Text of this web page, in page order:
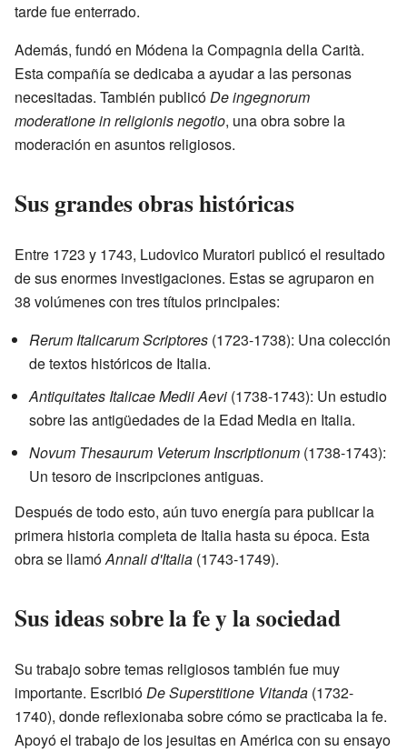
tarde fue enterrado.
Además, fundó en Módena la Compagnia della Carità.
Esta compañía se dedicaba a ayudar a las personas
necesitadas. También publicóDe ingegnorum
moderatione in religionis negotio, una obra sobre la
moderación en asuntos religiosos.
Sus grandes obras históricas
Entre 1723 y 1743, Ludovico Muratori publicó el resultado
de sus enormes investigaciones. Estas se agruparon en
38 volúmenes con tres títulos principales:
Rerum Italicarum Scriptores (1723-1738): Una colección
de textos históricos de Italia.
Antiquitates Italicae Medii Aevi (1738-1743): Un estudio
sobre las antigüedades de la Edad Media en Italia.
Novum Thesaurum Veterum Inscriptionum (1738-1743):
Un tesoro de inscripciones antiguas.
Después de todo esto, aún tuvo energía para publicar la
primera historia completa de Italia hasta su época. Esta
obra se llamóAnnali d'Italia (1743-1749).
Sus ideas sobre la fe y la sociedad
Su trabajo sobre temas religiosos también fue muy
importante. EscribióDe Superstitione Vitanda (1732-
1740), donde reflexionaba sobre cómo se practicaba la fe.
Apoyó el trabajo de los jesuitas en América con su ensayo